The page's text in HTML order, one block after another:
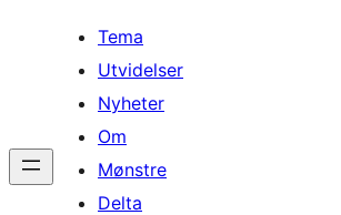
Tema
Utvidelser
Nyheter
Om
Mønstre
Delta